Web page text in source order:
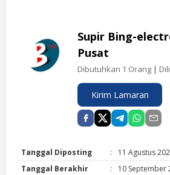
Supir Bing-
Pusat
Dibutuhkan 1 Orang |
Kirim Lamaran
Tanggal Diposting :
11 Agustus
Tanggal Berakhir
:
10 September